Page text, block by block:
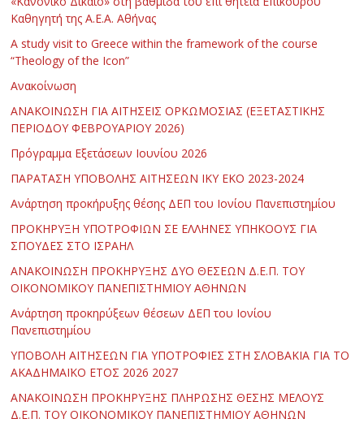
Καθηγητή της Α.Ε.Α. Αθήνας
Α study visit to Greece within the framework of the course
“Theology of the Icon”
Ανακοίνωση
ΑΝΑΚΟΙΝΩΣΗ ΓΙΑ ΑΙΤΗΣΕΙΣ ΟΡΚΩΜΟΣΙΑΣ (ΕΞΕΤΑΣΤΙΚΗΣ
ΠΕΡΙΟΔΟΥ ΦΕΒΡΟΥΑΡΙΟΥ 2026)
Πρόγραμμα Εξετάσεων Ιουνίου 2026
ΠΑΡΑΤΑΣΗ ΥΠΟΒΟΛΗΣ ΑΙΤΗΣΕΩΝ ΙΚΥ ΕΚΟ 2023-2024
Ανάρτηση προκήρυξης θέσης ΔΕΠ του Ιονίου Πανεπιστημίου
ΠΡΟΚΗΡΥΞΗ ΥΠΟΤΡΟΦΙΩΝ ΣΕ ΕΛΛΗΝΕΣ ΥΠΗΚΟΟΥΣ ΓΙΑ
ΣΠΟΥΔΕΣ ΣΤΟ ΙΣΡΑΗΛ
ΑΝΑΚΟΙΝΩΣΗ ΠΡΟΚΗΡΥΞΗΣ ΔΥΟ ΘΕΣΕΩΝ Δ.Ε.Π. ΤΟΥ
ΟΙΚΟΝΟΜΙΚΟΥ ΠΑΝΕΠΙΣΤΗΜΙΟΥ ΑΘΗΝΩΝ
Ανάρτηση προκηρύξεων θέσεων ΔΕΠ του Ιονίου
Πανεπιστημίου
ΥΠΟΒΟΛΗ ΑΙΤΗΣΕΩΝ ΓΙΑ ΥΠΟΤΡΟΦΙΕΣ ΣΤΗ ΣΛΟΒΑΚΙΑ ΓΙΑ ΤΟ
ΑΚΑΔΗΜΑΪΚΟ ΕΤΟΣ 2026 2027
ΑΝΑΚΟΙΝΩΣΗ ΠΡΟΚΗΡΥΞΗΣ ΠΛΗΡΩΣΗΣ ΘΕΣΗΣ ΜΕΛΟΥΣ
Δ.Ε.Π. ΤΟΥ ΟΙΚΟΝΟΜΙΚΟΥ ΠΑΝΕΠΙΣΤΗΜΙΟΥ ΑΘΗΝΩΝ